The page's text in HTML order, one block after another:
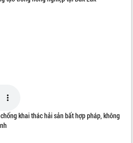
khai thác hải sản bất hợp pháp, không